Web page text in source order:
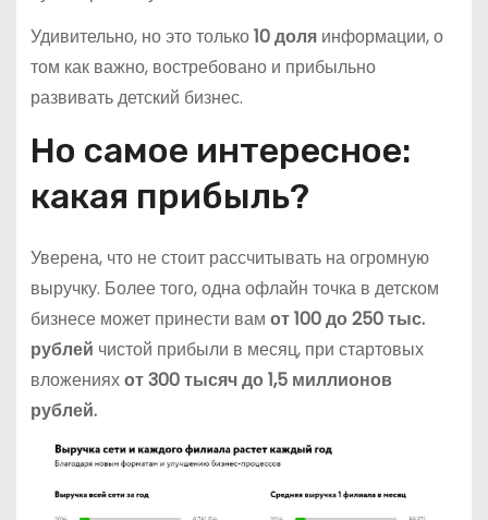
Удивительно, но это только10 доляинформации, о
том как важно, востребовано и прибыльно
развивать детский бизнес.
Но самое интересное:
какая прибыль?
Уверена, что не стоит рассчитывать на огромную
выручку. Более того, одна офлайн точка в детском
бизнесе может принести вам от 100 до 250 тыс.
рублей чистой прибыли в месяц, при стартовых
вложенияхот 300 тысяч до 1,5 миллионов
рублей.